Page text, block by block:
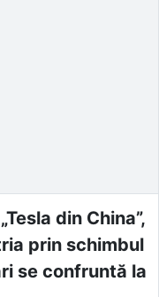
din China”,
prin schimbul
se confruntă la